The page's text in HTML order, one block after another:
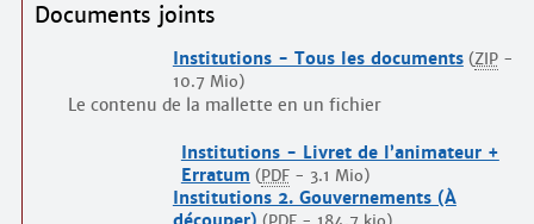
Documents joints
Institutions - Tous les documents (ZIP-
10.7 Mio)
Le contenu de la mallette en un fichier
Institutions - Livret de l’animateur +
Erratum ( PDF- 3.1 Mio)
Institutions 2. Gouvernements (À